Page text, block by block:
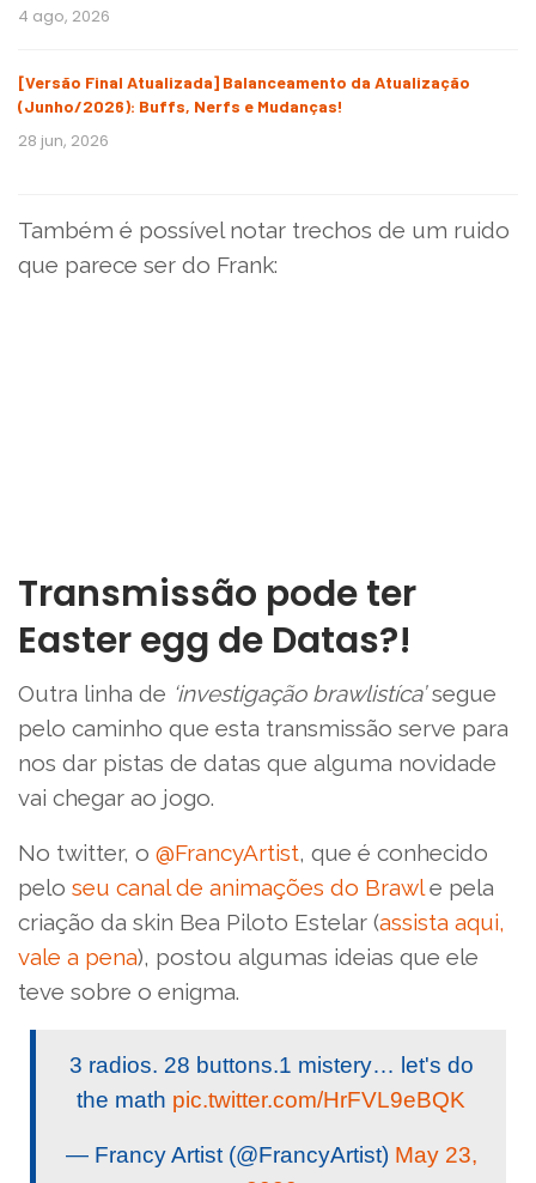
4 ago, 2026
[Versão Final Atualizada] Balanceamento da Atualização
(Junho/2026): Buffs, Nerfs e Mudanças!
28 jun, 2026
Também é possível notar trechos de um ruido
que parece ser do Frank:
Transmissão pode ter
Easter egg de Datas?!
Outra linha de ‘investigação brawlistíca’segue
pelo caminho que esta transmissão serve para
nos dar pistas de datas que alguma novidade
vai chegar ao jogo.
No twitter, o @FrancyArtist, que é conhecido
pelo seu canal de animações do Brawle pela
criação da skin Bea Piloto Estelar (assista aqui,
vale a pena), postou algumas ideias que ele
teve sobre o enigma.
3 radios. 28 buttons.1 mistery… let's do
the math pic.twitter.com/HrFVL9eBQK
— Francy Artist (@FrancyArtist) May 23,